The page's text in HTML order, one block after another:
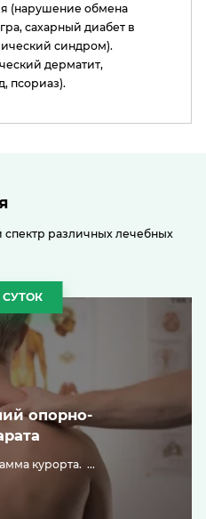
(нарушение обмена
сахарный диабет в
синдром).
дерматит,
псориаз).
различных лечебных
СУТОК
опорно-
курорта. ...